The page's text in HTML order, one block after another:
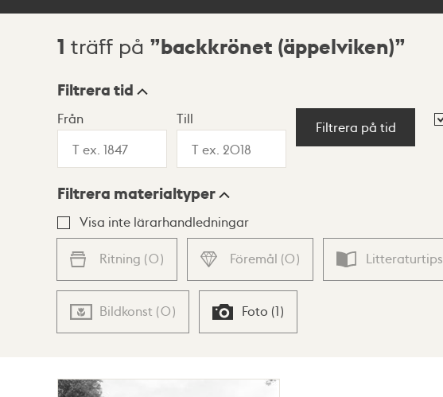
Sökresultat
1 träff på backkrönet (äppelviken)
Visningsläge
Lista Karta
Filtrera tid
Från Till
Filtrera på tid
Filtrera materialtyper
Visa inte lärarhandledningar
Ritning (0) Föremål (0) Litteraturtips
Bildkonst (0) Foto (1)